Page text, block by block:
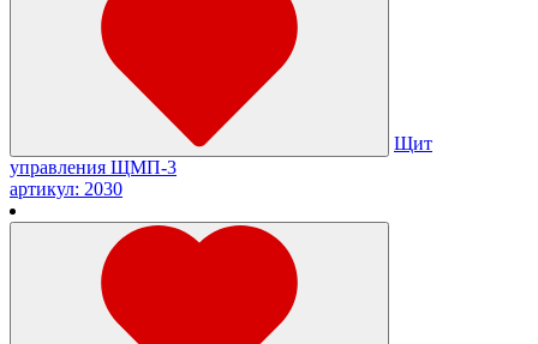
Щит
управления ЩМП-3
артикул: 2030